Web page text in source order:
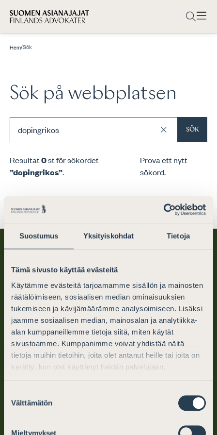
Suostumus Yksityiskohdat Tietoja
Tämä sivusto käyttää evästeitä
Käytämme evästeitä tarjoamamme sisällön ja mainosten
räätälöimiseen, sosiaalisen median ominaisuuksien
tukemiseen ja kävijämäärämme analysoimiseen. Lisäksi
jaamme sosiaalisen median, mainosalan ja analytiikka-
alan kumppaneillemme tietoja siitä, miten käytät
sivustoamme. Kumppanimme voivat yhdistää näitä
tietoja muihin tietoihin, joita olet antanut heille tai joita on
kerätty, kun olet käyttänyt heidän palvelujaan.
valinta
Välttämätön
Mieltymykset
Hem/Sök
Sök på webbplatsen
SÖK
Resultat0st för sökordet
”dopingrikos”.
Prova ett nytt
sökord.
Finlands Advokater
PB 194 (Mikaelsgatan 25)
00101 Helsingfors